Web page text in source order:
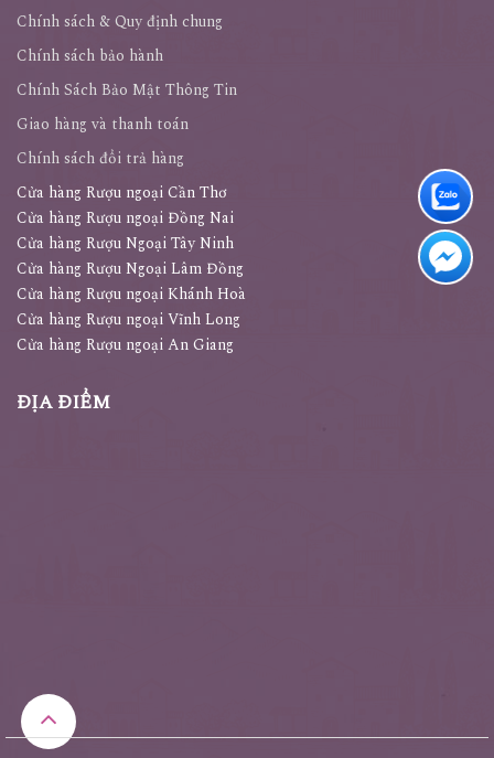
Chính sách & Quy định chung
Chính sách bảo hành
Chính Sách Bảo Mật Thông Tin
Giao hàng và thanh toán
Chính sách đổi trả hàng
Cửa hàng Rượu ngoại Cần Thơ
Cửa hàng Rượu ngoại Đồng Nai
Cửa hàng Rượu Ngoại Tây Ninh
Cửa hàng Rượu Ngoại Lâm Đồng
Cửa hàng Rượu ngoại Khánh Hoà
Cửa hàng Rượu ngoại Vĩnh Long
Cửa hàng Rượu ngoại An Giang
ĐỊA ĐIỂM